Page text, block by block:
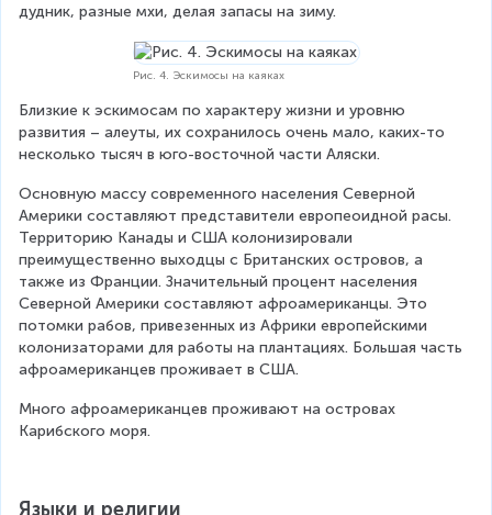
дудник, разные мхи, делая запасы на зиму.
Рис. 4. Эскимосы на каяках
Близкие к эскимосам по характеру жизни и уровню
развития – алеуты, их сохранилось очень мало, каких-то
несколько тысяч в юго-восточной части Аляски.
Основную массу современного населения Северной
Америки составляют представители европеоидной расы.
Территорию Канады и США колонизировали
преимущественно выходцы с Британских островов, а
также из Франции. Значительный процент населения
Северной Америки составляют афроамериканцы. Это
потомки рабов, привезенных из Африки европейскими
колонизаторами для работы на плантациях. Большая часть
афроамериканцев проживает в США.
Много афроамериканцев проживают на островах
Карибского моря.
Языки и религии